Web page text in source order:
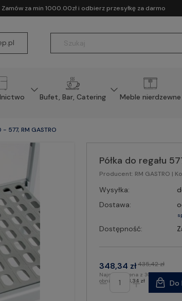
Zamów za min 1000.00zł i odbierz przesyłkę za darmo
Bufet, Bar, Catering Meble nierdzewne
577, RM GASTRO
Półka do regału
Producent: RM GASTRO |
Wysyłka:
Dostawa:
Dostępność:
348,34 zł435,42 zł
Najniższa cena z 30 dni przed
obniżką: 348,34 zł Do